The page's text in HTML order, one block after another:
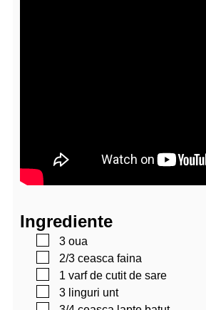
Ingrediente
▢
3 oua
▢
2/3 ceasca faina
▢
1 varf de cutit de sare
▢
3 linguri unt